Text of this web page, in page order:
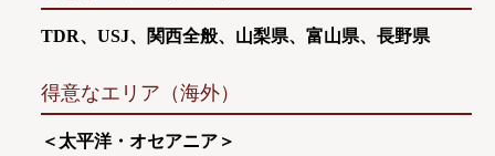
TDR、USJ、関西全般、山梨県、富山県、長野県
得意なエリア（海外）
＜太平洋・オセアニア＞